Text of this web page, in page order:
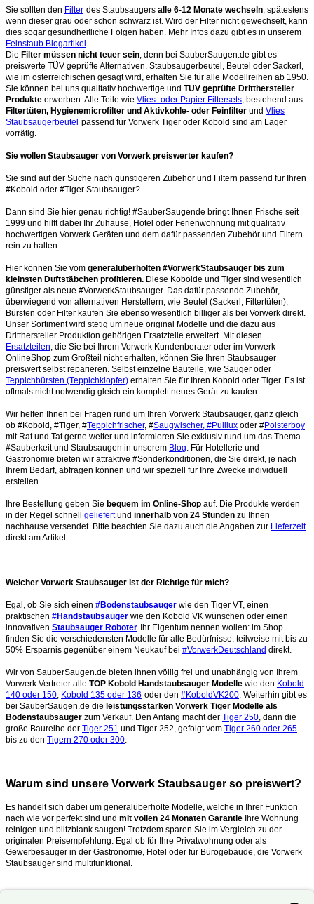
Sie sollten den Filter des Staubsaugers alle 6-12 Monate wechseln , spätestens
wenn dieser grau oder schon schwarz ist. Wird der Filter nicht gewechselt, kann
dies sogar gesundheitliche Folgen haben. Mehr Infos dazu gibt es in unserem
Feinstaub Blogartikel
Die Filter müssen nicht teuer sein , denn bei SauberSaugen.de gibt es
preiswerte TÜV geprüfte Alternativen. Staubsaugerbeutel, Beutel oder Sackerl,
wie im österreichischen gesagt wird, erhalten Sie für alle Modellreihen ab 1950.
Sie können bei uns qualitativ hochwertige und TÜV geprüfte Dritthersteller
Produkte erwerben. Alle Teile wie Vlies- oder Papier Filtersets , bestehend aus
Filtertüten, Hygienemicrofilter und Aktivkohle- oder Feinfilter und Vlies
Staubsaugerbeutel passend für Vorwerk Tiger oder Kobold sind am Lager
vorrätig.
Sie wollen Staubsauger von Vorwerk preiswerter kaufen?
Sie sind auf der Suche nach günstigeren Zubehör und Filtern passend für Ihren
#Kobold oder #Tiger Staubsauger?
Dann sind Sie hier genau richtig! #SauberSaugende bringt Ihnen Frische seit
1999 und hilft dabei Ihr Zuhause, Hotel oder Ferienwohnung mit qualitativ
hochwertigen Vorwerk Geräten und dem dafür passenden Zubehör und Filtern
rein zu halten.
Hier können Sie vom generalüberholten #VorwerkStaubsauger bis zum
kleinsten Duftstäbchen profitieren. Diese Kobolde und Tiger sind wesentlich
günstiger als neue #VorwerkStaubsauger. Das dafür passende Zubehör,
überwiegend von alternativen Herstellern, wie Beutel (Sackerl, Filtertüten),
Bürsten oder Filter kaufen Sie ebenso wesentlich billiger als bei Vorwerk direkt.
Unser Sortiment wird stetig um neue original Modelle und die dazu aus
Dritthersteller Produktion gehörigen Ersatzteile erweitert. Mit diesen
Ersatzteilen , die Sie bei Ihrem Vorwerk Kundenberater oder im Vorwerk
OnlineShop zum Großteil nicht erhalten, können Sie Ihren Staubsauger
preiswert selbst reparieren. Selbst einzelne Bauteile, wie Sauger oder
Teppichbürsten (Teppichklopfer) erhalten Sie für Ihren Kobold oder Tiger. Es ist
oftmals nicht notwendig gleich ein komplett neues Gerät zu kaufen.
Wir helfen Ihnen bei Fragen rund um Ihren Vorwerk Staubsauger, ganz gleich
ob #Kobold, #Tiger, #Teppichfrischer, #Saugwischer, #Pulilux oder #Polsterboy
mit Rat und Tat gerne weiter und informieren Sie exklusiv rund um das Thema
#Sauberkeit und Staubsaugen in unserem Blog . Für Hotellerie und
Gastronomie bieten wir attraktive #Sonderkonditionen, die Sie direkt, je nach
Ihrem Bedarf, abfragen können und wir speziell für Ihre Zwecke individuell
erstellen.
Ihre Bestellung geben Sie bequem im Online-Shop auf. Die Produkte werden
in der Regel schnell geliefertund innerhalb von 24 Stunden zu Ihnen
nachhause versendet. Bitte beachten Sie dazu auch die Angaben zur Lieferzeit
direkt am Artikel.
Welcher Vorwerk Staubsauger ist der Richtige für mich?
Egal, ob Sie sich einen #Bodenstaubsauger wie den Tiger VT, einen
praktischen #Handstaubsauger wie den Kobold VK wünschen oder einen
innovativen Staubsauger Roboter Ihr Eigentum nennen wollen: im Shop
finden Sie die verschiedensten Modelle für alle Bedürfnisse, teilweise mit bis zu
50% Ersparnis gegenüber einem Neukauf bei #VorwerkDeutschland direkt.
Wir von SauberSaugen.de bieten ihnen völlig frei und unabhängig von Ihrem
Vorwerk Vertreter alle TOP Kobold Handstaubsauger Modelle wie den Kobold
140 oder 150 Kobold 135 oder 136 oder den #KoboldVK200 . Weiterhin gibt es
bei SauberSaugen.de die leistungsstarken Vorwerk Tiger Modelle als
Bodenstaubsauger zum Verkauf. Den Anfang macht der Tiger 250 , dann die
große Baureihe der Tiger 251 und Tiger 252, gefolgt vom Tiger 260 oder 265
bis zu den Tigern 270 oder 300
Warum sind unsere Vorwerk Staubsauger so preiswert?
Es handelt sich dabei um generalüberholte Modelle, welche in Ihrer Funktion
nach wie vor perfekt sind und mit vollen 24 Monaten Garantie Ihre Wohnung
reinigen und blitzblank saugen! Trotzdem sparen Sie im Vergleich zu der
originalen Preisempfehlung. Egal ob für Ihre Privatwohnung oder als
Gewerbesauger in der Gastronomie, Hotel oder für Bürogebäude, die Vorwerk
Staubsauger sind multifunktional.